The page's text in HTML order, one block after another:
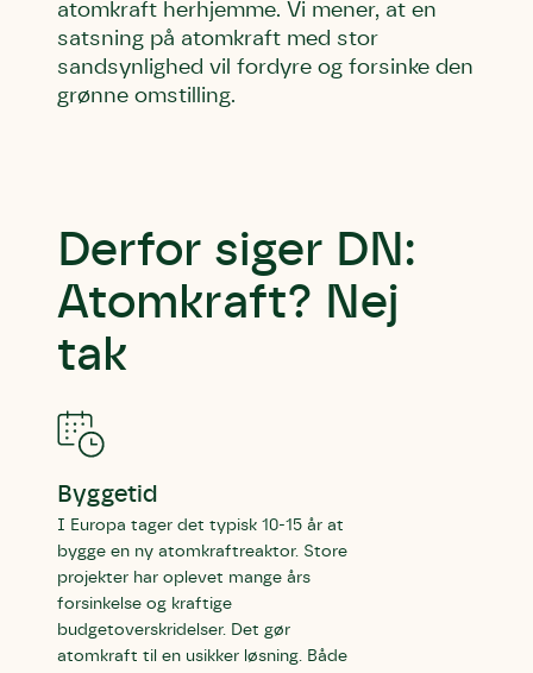
atomkraft herhjemme. Vi mener, at en
satsning på atomkraft med stor
sandsynlighed vil fordyre og forsinke den
grønne omstilling.
Derfor siger DN:
Atomkraft? Nej
tak
Byggetid
I Europa tager det typisk 10-15 år at
bygge en ny atomkraftreaktor. Store
projekter har oplevet mange års
forsinkelse og kraftige
budgetoverskridelser. Det gør
atomkraft til en usikker løsning. Både